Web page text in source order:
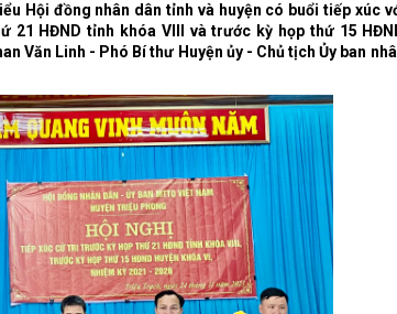
Hội đồng nhân dân tỉnh và huyện có buổi tiếp xúc
HĐND tỉnh khóa VIII và trước kỳ họp thứ 15
Văn Linh - Phó Bí thư Huyện ủy - Chủ tịch Ủy ban